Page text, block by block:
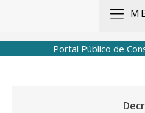
Portal Público de